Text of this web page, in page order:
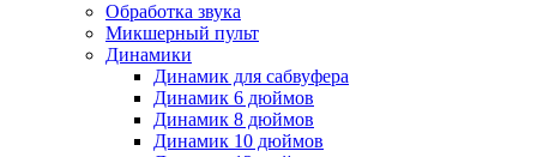
Обработка звука
Микшерный пульт
Динамики
Динамик для сабвуфера
Динамик 6 дюймов
Динамик 8 дюймов
Динамик 10 дюймов